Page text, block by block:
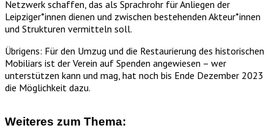
Netzwerk schaffen, das als Sprachrohr für Anliegen der
Leipziger*innen dienen und zwischen bestehenden Akteur*innen
und Strukturen vermitteln soll.
Übrigens: Für den Umzug und die Restaurierung des historischen
Mobiliars ist der Verein auf Spenden angewiesen – wer
unterstützen kann und mag, hat noch bis Ende Dezember 2023
die Möglichkeit dazu.
Weiteres zum Thema: